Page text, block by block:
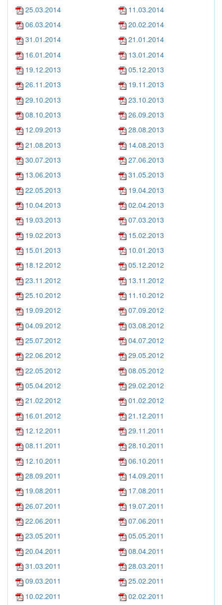
25.03.2014
11.03.2014
06.03.2014
20.02.2014
31.01.2014
21.01.2014
16.01.2014
13.01.2014
19.12.2013
05.12.2013
26.11.2013
19.11.2013
29.10.2013
23.10.2013
08.10.2013
26.09.2013
12.09.2013
28.08.2013
21.08.2013
14.08.2013
30.07.2013
27.06.2013
13.06.2013
31.05.2013
22.05.2013
19.04.2013
10.04.2013
02.04.2013
19.03.2013
07.03.2013
19.02.2013
15.02.2013
15.01.2013
10.01.2013
18.12.2012
05.12.2012
23.11.2012
13.11.2012
25.10.2012
11.10.2012
19.09.2012
07.09.2012
04.09.2012
03.08.2012
25.07.2012
04.07.2012
22.06.2012
29.05.2012
22.05.2012
08.05.2012
05.04.2012
29.02.2012
21.02.2012
01.02.2012
16.01.2012
21.12.2011
12.12.2011
29.11.2011
08.11.2011
28.10.2011
12.10.2011
06.10.2011
28.09.2011
14.09.2011
19.08.2011
17.08.2011
26.07.2011
19.07.2011
22.06.2011
07.06.2011
23.05.2011
05.05.2011
20.04.2011
08.04.2011
31.03.2011
28.03.2011
09.03.2011
25.02.2011
10.02.2011
02.02.2011